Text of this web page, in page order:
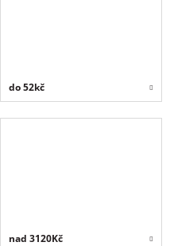
do 52kč
nad 3120Kč